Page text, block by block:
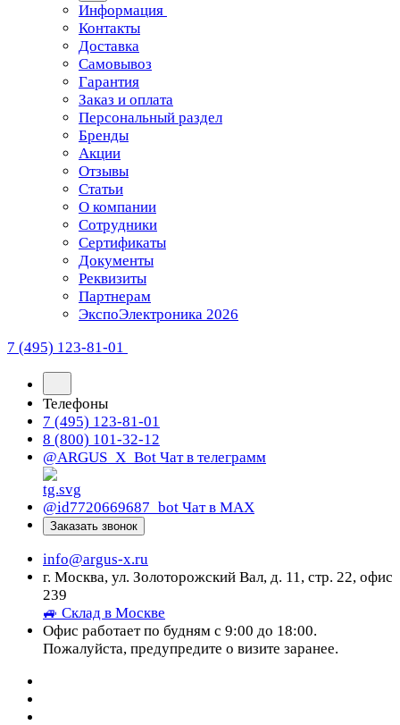
Информация
Контакты
Доставка
Самовывоз
Гарантия
Заказ и оплата
Персональный раздел
Бренды
Акции
Отзывы
Статьи
О компании
Сотрудники
Сертификаты
Документы
Реквизиты
Партнерам
ЭкспоЭлектроника 2026
7 (495) 123-81-01
Телефоны
7 (495) 123-81-01
8 (800) 101-32-12
@ARGUS_X_Bot Чат в телеграмм
@id7720669687_bot Чат в МАХ
Заказать звонок
info@argus-x.ru
г. Москва, ул. Золоторожский Вал, д. 11, стр. 22, офис
239
🚙 Склад в Москве
Офис работает по будням с 9:00 до 18:00.
Пожалуйста, предупредите о визите заранее.